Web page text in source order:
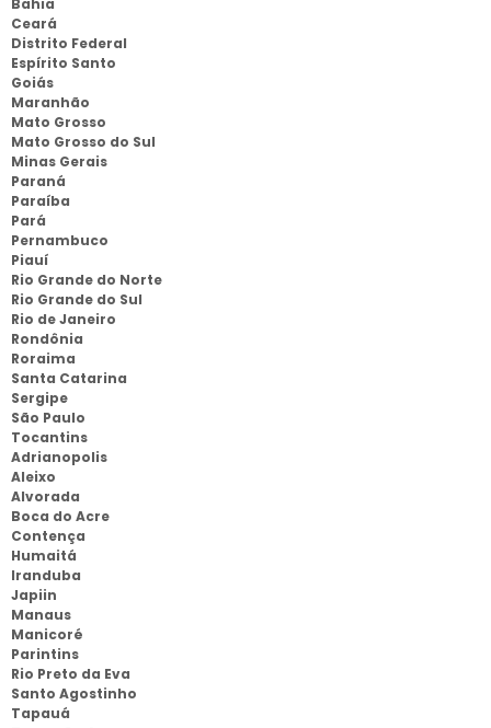
Bahia
Ceará
Distrito Federal
Espírito Santo
Goiás
Maranhão
Mato Grosso
Mato Grosso do Sul
Minas Gerais
Paraná
Paraíba
Pará
Pernambuco
Piauí
Rio Grande do Norte
Rio Grande do Sul
Rio de Janeiro
Rondônia
Roraima
Santa Catarina
Sergipe
São Paulo
Tocantins
Adrianopolis
Aleixo
Alvorada
Boca do Acre
Contença
Humaitá
Iranduba
Japiin
Manaus
Manicoré
Parintins
Rio Preto da Eva
Santo Agostinho
Tapauá